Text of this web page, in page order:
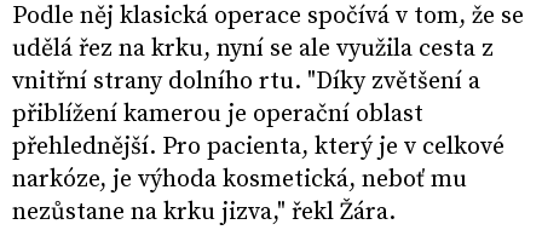
Podle něj klasická operace spočívá v tom, že se
udělá řez na krku, nyní se ale využila cesta z
vnitřní strany dolního rtu. "Díky zvětšení a
přiblížení kamerou je operační oblast
přehlednější. Pro pacienta, který je v celkové
narkóze, je výhoda kosmetická, neboť mu
nezůstane na krku jizva," řekl Žára.